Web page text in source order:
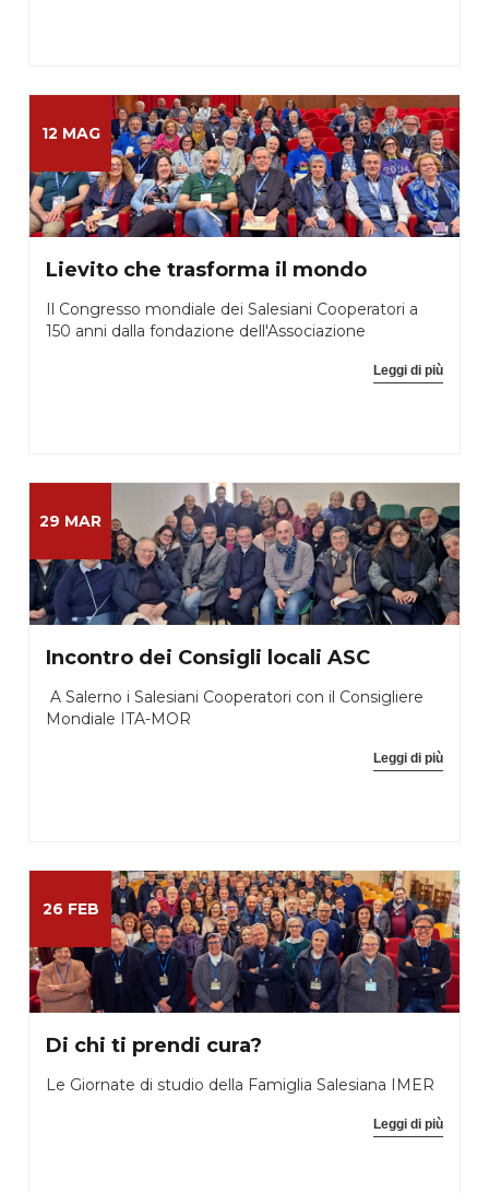
12 MAG
Lievito che trasforma il mondo
Il Congresso mondiale dei Salesiani Cooperatori a
150 anni dalla fondazione dell'Associazione
Leggi di più
29 MAR
Incontro dei Consigli locali ASC
A Salerno i Salesiani Cooperatori con il Consigliere
Mondiale ITA-MOR
Leggi di più
26 FEB
Di chi ti prendi cura?
Le Giornate di studio della Famiglia Salesiana IMER
Leggi di più